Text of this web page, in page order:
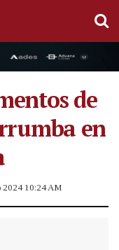
de
en
2024 10:24 AM